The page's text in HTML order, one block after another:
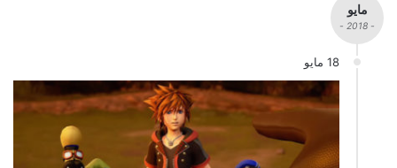
مايو
- 2018 -
18 مايو